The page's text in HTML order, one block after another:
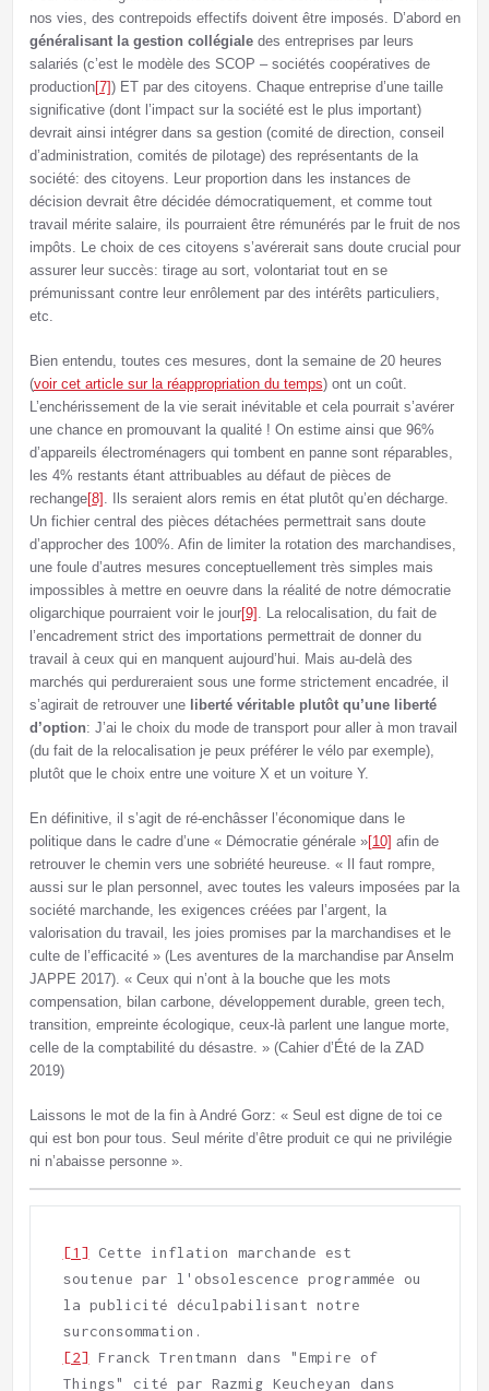
nos vies, des contrepoids effectifs doivent être imposés. D’abord en
généralisant la gestion collégialedes entreprises par leurs
salariés (c’est le modèle des SCOP – sociétés coopératives de
production[7]) ET par des citoyens. Chaque entreprise d’une taille
significative (dont l’impact sur la société est le plus important)
devrait ainsi intégrer dans sa gestion (comité de direction, conseil
d’administration, comités de pilotage) des représentants de la
société: des citoyens. Leur proportion dans les instances de
décision devrait être décidée démocratiquement, et comme tout
travail mérite salaire, ils pourraient être rémunérés par le fruit de nos
impôts. Le choix de ces citoyens s’avérerait sans doute crucial pour
assurer leur succès: tirage au sort, volontariat tout en se
prémunissant contre leur enrôlement par des intérêts particuliers,
etc.
Bien entendu, toutes ces mesures, dont la semaine de 20 heures
(voir cet article sur la réappropriation du temps) ont un coût.
L’enchérissement de la vie serait inévitable et cela pourrait s’avérer
une chance en promouvant la qualité ! On estime ainsi que 96%
d’appareils électroménagers qui tombent en panne sont réparables,
les 4% restants étant attribuables au défaut de pièces de
rechange[8] . Ils seraient alors remis en état plutôt qu’en décharge.
Un fichier central des pièces détachées permettrait sans doute
d’approcher des 100%. Afin de limiter la rotation des marchandises,
une foule d’autres mesures conceptuellement très simples mais
impossibles à mettre en oeuvre dans la réalité de notre démocratie
oligarchique pourraient voir le jour[9] . La relocalisation, du fait de
l’encadrement strict des importations permettrait de donner du
travail à ceux qui en manquent aujourd’hui. Mais au-delà des
marchés qui perdureraient sous une forme strictement encadrée, il
s’agirait de retrouver une liberté véritable plutôt qu’une liberté
d’option: J’ai le choix du mode de transport pour aller à mon travail
(du fait de la relocalisation je peux préférer le vélo par exemple),
plutôt que le choix entre une voiture X et un voiture Y.
En définitive, il s’agit de ré-enchâsser l’économique dans le
politique dans le cadre d’une « Démocratie générale »[10] afin de
retrouver le chemin vers une sobriété heureuse. « Il faut rompre,
aussi sur le plan personnel, avec toutes les valeurs imposées par la
société marchande, les exigences créées par l’argent, la
valorisation du travail, les joies promises par la marchandises et le
culte de l’efficacité » (Les aventures de la marchandise par Anselm
JAPPE 2017). « Ceux qui n’ont à la bouche que les mots
compensation, bilan carbone, développement durable, green tech,
transition, empreinte écologique, ceux-là parlent une langue morte,
celle de la comptabilité du désastre. » (Cahier d’Été de la ZAD
2019)
Laissons le mot de la fin à André Gorz: « Seul est digne de toi ce
qui est bon pour tous. Seul mérite d’être produit ce qui ne privilégie
ni n’abaisse personne ».
[1] Cette inflation marchande est
soutenue par l'obsolescence programmée ou
la publicité déculpabilisant notre
[2] Franck Trentmann dans "Empire of
Things" cité par Razmig Keucheyan dans